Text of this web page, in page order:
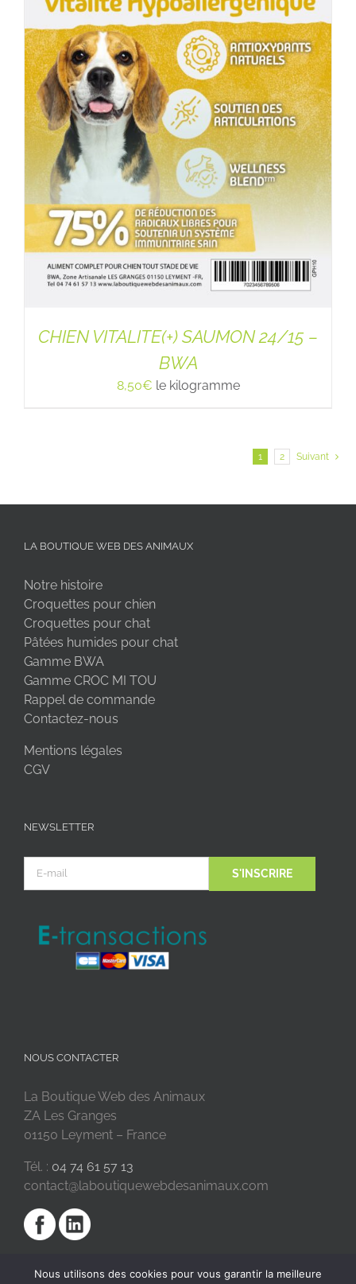
CHIEN VITALITE(+) SAUMON 24/15 –
BWA
8,50€ le kilogramme
1 2 Suivant
LA BOUTIQUE WEB DES ANIMAUX
Notre histoire
Croquettes pour chien
Croquettes pour chat
Pâtées humides pour chat
Gamme BWA
Gamme CROC MI TOU
Rappel de commande
Contactez-nous
Mentions légales
CGV
NEWSLETTER
NOUS CONTACTER
La Boutique Web des Animaux
ZA Les Granges
01150 Leyment – France
Tél. : 04 74 61 57 13
contact@laboutiquewebdesanimaux.com
Nous utilisons des cookies pour vous garantir la meilleure